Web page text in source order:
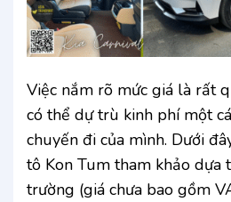
Việc nắm rõ mức giá là rất
có thể dự trù kinh phí một
chuyến đi của mình. Dưới
tô Kon Tum tham khảo dựa
trường (giá chưa bao gồm